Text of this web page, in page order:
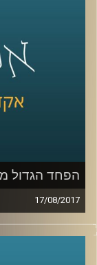
כיצד חברה
קולקטיבית
שינוי חברתי
הפחד הגדול
17/08/2017
מדוע יש